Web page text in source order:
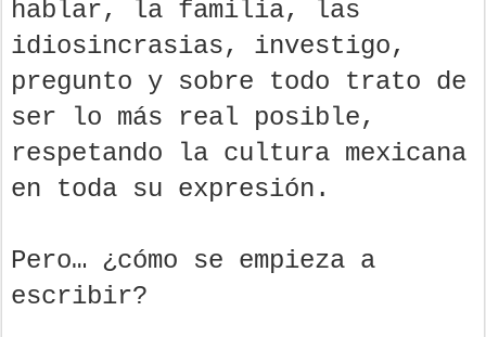
hablar, la familia, las
idiosincrasias, investigo,
pregunto y sobre todo trato de
ser lo más real posible,
respetando la cultura mexicana
en toda su expresión.
Pero… ¿cómo se empieza a
escribir?